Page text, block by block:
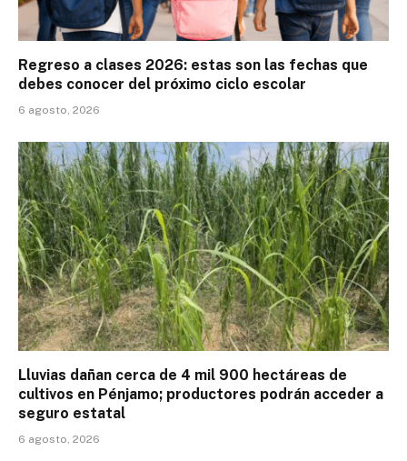
Regreso a clases 2026: estas son las fechas que
debes conocer del próximo ciclo escolar
6 agosto, 2026
Lluvias dañan cerca de 4 mil 900 hectáreas de
cultivos en Pénjamo; productores podrán acceder a
seguro estatal
6 agosto, 2026